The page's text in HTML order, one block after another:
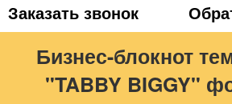
Заказать звонок
Бизнес-блокнот
"TABBY BIGGY"